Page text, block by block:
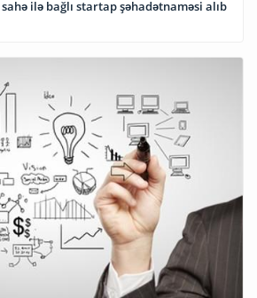
ilə bağlı startap şəhadətnaməsi alıb